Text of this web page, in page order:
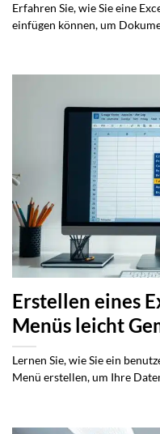
Erfahren Sie, wie Sie eine
einfügen können, um
Erstellen eines
Menüs leicht
Lernen Sie, wie Sie ein
Menü erstellen, um Ihre